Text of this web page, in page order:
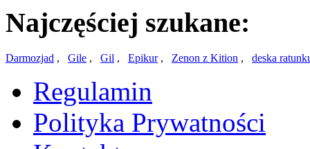
Najczęściej szukane:
Darmozjad , Gile , Gil , Epikur, Zenon z Kition , deska
Regulamin
Polityka Prywatności